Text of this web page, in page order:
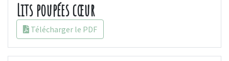
Lits poupées cœur
Télécharger le PDF